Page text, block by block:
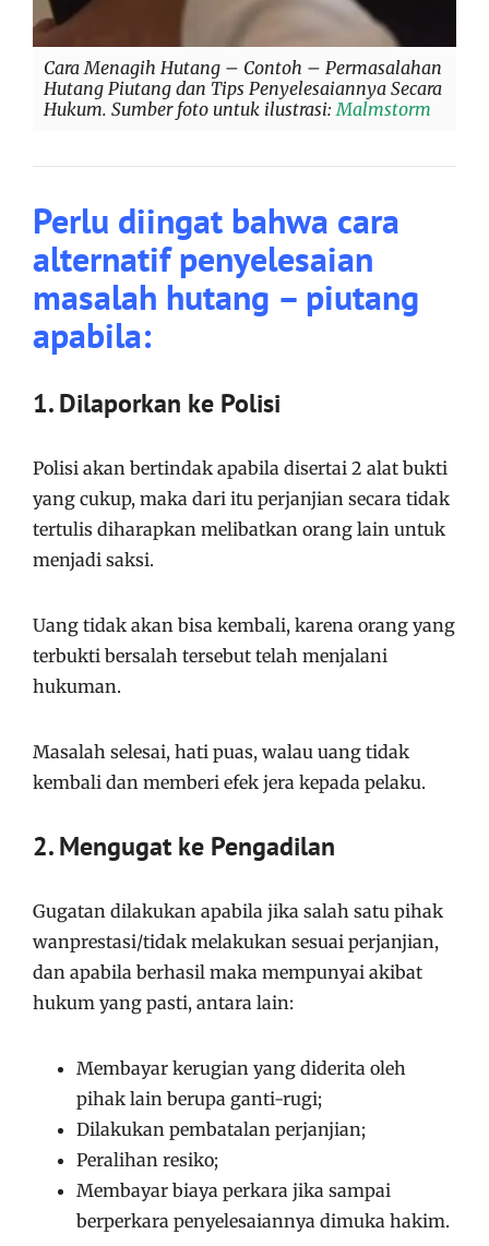
Cara Menagih Hutang – Contoh – Permasalahan
Hutang Piutang dan Tips Penyelesaiannya Secara
Hukum. Sumber foto untuk ilustrasi: Malmstorm
Perlu diingat bahwa cara
alternatif penyelesaian
masalah hutang – piutang
apabila:
1. Dilaporkan ke Polisi
Polisi akan bertindak apabila disertai 2 alat bukti
yang cukup, maka dari itu perjanjian secara tidak
tertulis diharapkan melibatkan orang lain untuk
menjadi saksi.
Uang tidak akan bisa kembali, karena orang yang
terbukti bersalah tersebut telah menjalani
hukuman.
Masalah selesai, hati puas, walau uang tidak
kembali dan memberi efek jera kepada pelaku.
2. Mengugat ke Pengadilan
Gugatan dilakukan apabila jika salah satu pihak
wanprestasi/tidak melakukan sesuai perjanjian,
dan apabila berhasil maka mempunyai akibat
hukum yang pasti, antara lain:
Membayar kerugian yang diderita oleh
pihak lain berupa ganti-rugi;
Dilakukan pembatalan perjanjian;
Peralihan resiko;
Membayar biaya perkara jika sampai
berperkara penyelesaiannya dimuka hakim.